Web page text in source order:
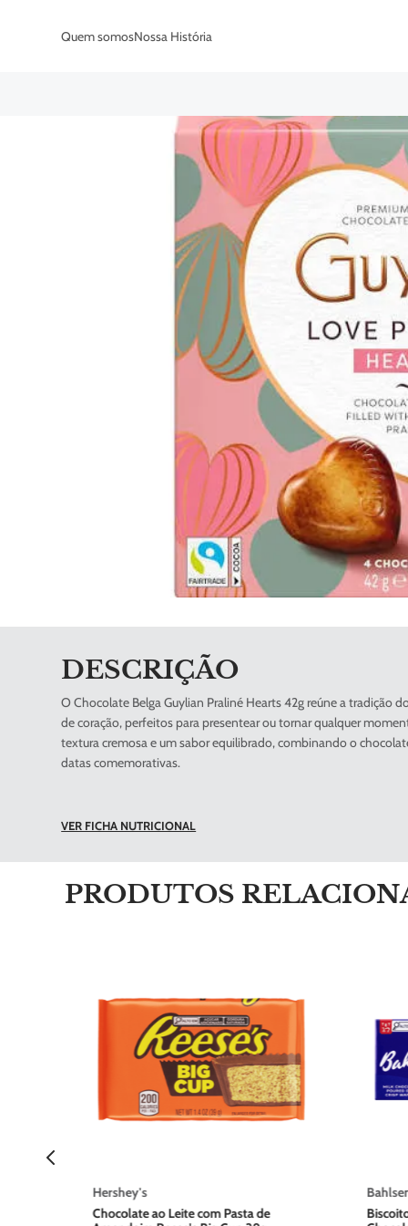
Quem somosNossa História
DESCRIÇÃO
O Chocolate Belga Guylian Praliné Hearts 42g reúne a
de coração, perfeitos para presentear ou tornar qualquer
textura cremosa e um sabor equilibrado, combinando o
datas comemorativas.
VER FICHA NUTRICIONAL
PRODUTOS
Hershey's
Chocolate ao Leite com Pasta de